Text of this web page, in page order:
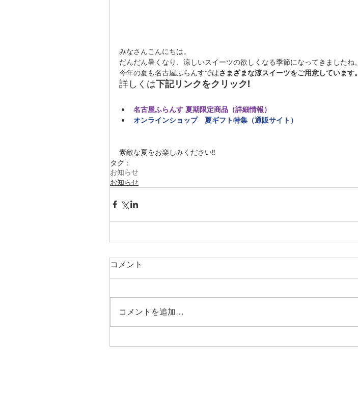
みなさんこんにちは。
だんだん暑くなり、涼しいスイーツの欲しくなる季節になってきましたね。
今年の夏も名古屋ふらんすではさまざまな涼スイーツをご用意しています。
詳しくは下記リンクをクリック!
名古屋ふらんす 夏期限定商品（詳細情報）
オンラインショップ　夏ギフト特集（通販サイト）
素敵な夏をお楽しみください!!
タグ：
お知らせ
お知らせ
コメント
コメントを追加…